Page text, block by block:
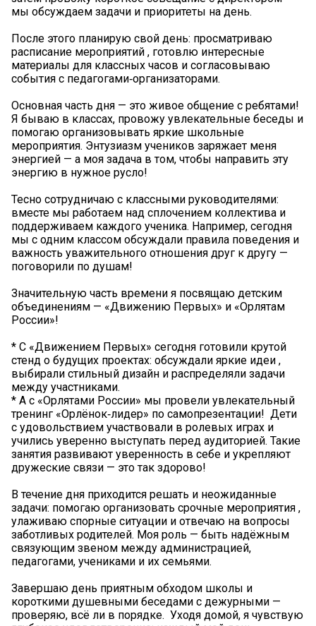
мы обсуждаем задачи и приоритеты на день.
После этого планирую свой день: просматриваю
расписание мероприятий , готовлю интересные
материалы для классных часов и согласовываю
события с педагогами‑организаторами.
Основная часть дня — это живое общение с ребятами!
Я бываю в классах, провожу увлекательные беседы и
помогаю организовывать яркие школьные
мероприятия. Энтузиазм учеников заряжает меня
энергией — а моя задача в том, чтобы направить эту
энергию в нужное русло!
Тесно сотрудничаю с классными руководителями:
вместе мы работаем над сплочением коллектива и
поддерживаем каждого ученика. Например, сегодня
мы с одним классом обсуждали правила поведения и
важность уважительного отношения друг к другу —
поговорили по душам!
Значительную часть времени я посвящаю детским
объединениям — «Движению Первых» и «Орлятам
России»!
* С «Движением Первых» сегодня готовили крутой
стенд о будущих проектах: обсуждали яркие идеи ,
выбирали стильный дизайн и распределяли задачи
между участниками.
* А с «Орлятами России» мы провели увлекательный
тренинг «Орлёнок‑лидер» по самопрезентации! ‍ Дети
с удовольствием участвовали в ролевых играх и
учились уверенно выступать перед аудиторией. Такие
занятия развивают уверенность в себе и укрепляют
дружеские связи — это так здорово!
В течение дня приходится решать и неожиданные
задачи: помогаю организовать срочные мероприятия ,
улаживаю спорные ситуации и отвечаю на вопросы
заботливых родителей. Моя роль — быть надёжным
связующим звеном между администрацией,
педагогами, учениками и их семьями.
Завершаю день приятным обходом школы и
короткими душевными беседами с дежурными —
проверяю, всё ли в порядке. ‍ Уходя домой, я чувствую